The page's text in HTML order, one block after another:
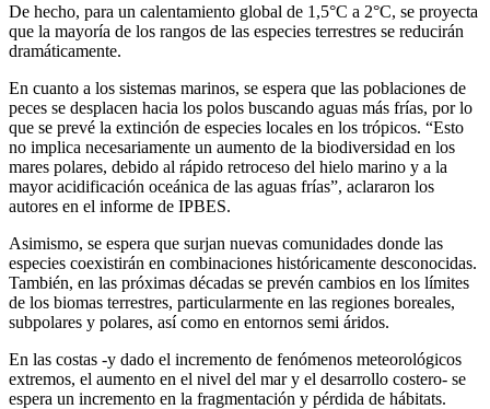
De hecho, para un calentamiento global de 1,5°C a 2°C, se proyecta
que la mayoría de los rangos de las especies terrestres se reducirán
dramáticamente.
En cuanto a los sistemas marinos, se espera que las poblaciones de
peces se desplacen hacia los polos buscando aguas más frías, por lo
que se prevé la extinción de especies locales en los trópicos. “Esto
no implica necesariamente un aumento de la biodiversidad en los
mares polares, debido al rápido retroceso del hielo marino y a la
mayor acidificación oceánica de las aguas frías”, aclararon los
autores en el informe de IPBES.
Asimismo, se espera que surjan nuevas comunidades donde las
especies coexistirán en combinaciones históricamente desconocidas.
También, en las próximas décadas se prevén cambios en los límites
de los biomas terrestres, particularmente en las regiones boreales,
subpolares y polares, así como en entornos semi áridos.
En las costas -y dado el incremento de fenómenos meteorológicos
extremos, el aumento en el nivel del mar y el desarrollo costero- se
espera un incremento en la fragmentación y pérdida de hábitats.